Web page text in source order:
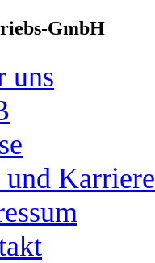
GmbH
uns
und Karriere